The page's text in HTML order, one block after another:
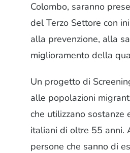
Colombo, saranno
del Terzo Settore con
alla prevenzione, alla
miglioramento della
Un progetto di
alle popolazioni
che utilizzano sostanze
italiani di oltre 55 anni.
persone che sanno di